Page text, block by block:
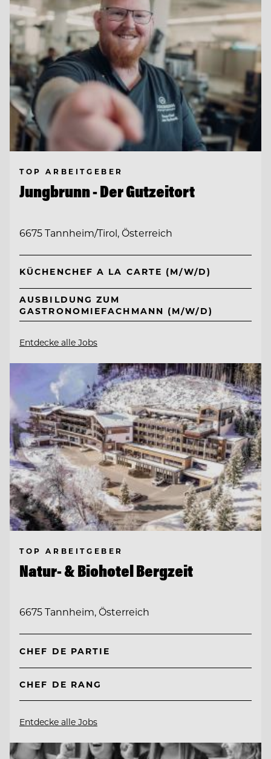
TOP ARBEITGEBER
Jungbrunn - Der Gutzeitort
6675 Tannheim/Tirol, Österreich
KÜCHENCHEF A LA CARTE (M/W/D)
AUSBILDUNG ZUM
GASTRONOMIEFACHMANN (M/W/D)
Entdecke alle Jobs
TOP ARBEITGEBER
Natur- & Biohotel Bergzeit
6675 Tannheim, Österreich
CHEF DE PARTIE
CHEF DE RANG
Entdecke alle Jobs